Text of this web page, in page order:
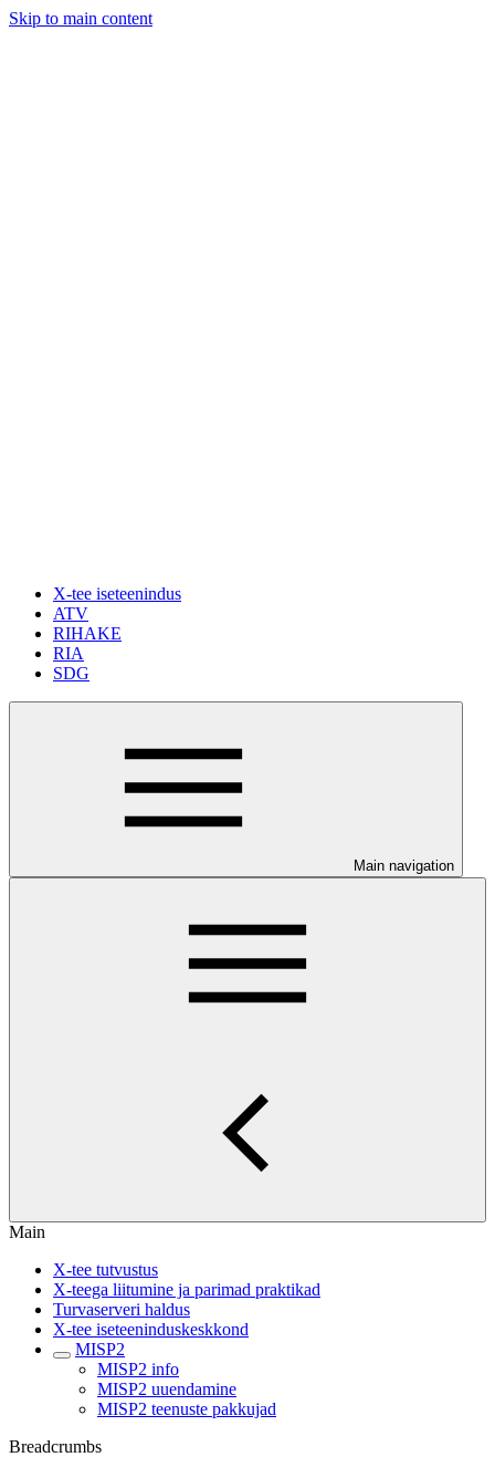
Skip to main content
X-tee iseteenindus
ATV
RIHAKE
RIA
SDG
Main navigation
Main
X-tee tutvustus
X-teega liitumine ja parimad praktikad
Turvaserveri haldus
X-tee iseteeninduskeskkond
MISP2
MISP2 info
MISP2 uuendamine
MISP2 teenuste pakkujad
Breadcrumbs